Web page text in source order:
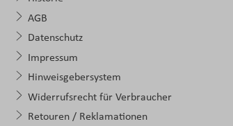
AGB
Datenschutz
Impressum
Hinweisgebersystem
Widerrufsrecht für Verbraucher
Retouren / Reklamationen